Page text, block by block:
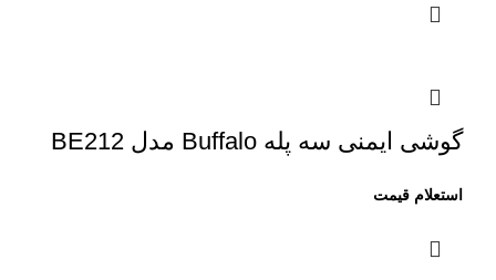
گوشی ایمنی سه پله Buffalo مدل BE212